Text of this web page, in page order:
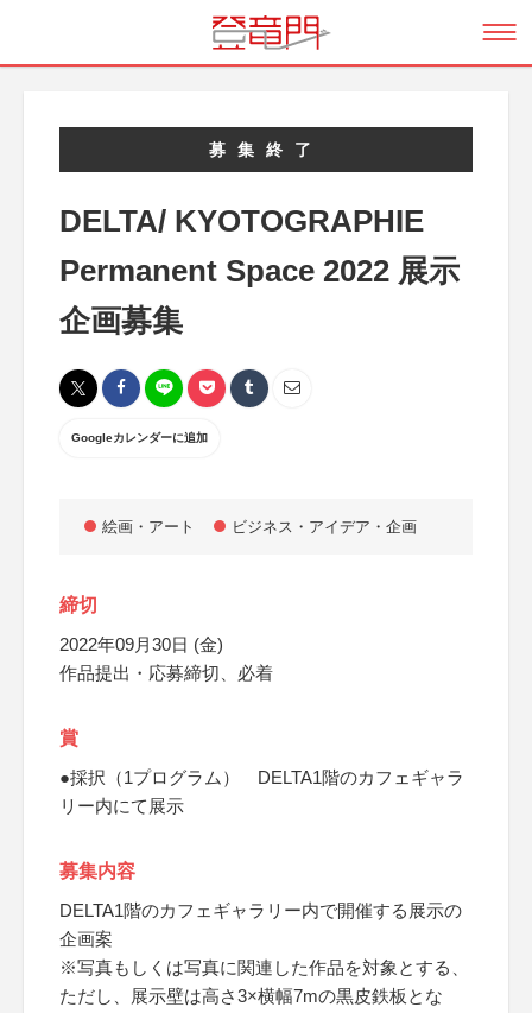
募集終了
DELTA/ KYOTOGRAPHIE
Permanent Space 2022 展示
企画募集
Googleカレンダーに追加
絵画・アート ビジネス・アイデア・企画
締切
2022年09月30日 (金)
作品提出・応募締切、必着
賞
●採択（1プログラム） DELTA1階のカフェギャラ
リー内にて展示
募集内容
DELTA1階のカフェギャラリー内で開催する展示の
企画案
※写真もしくは写真に関連した作品を対象とする、
ただし、展示壁は高さ3×横幅7mの黒皮鉄板とな